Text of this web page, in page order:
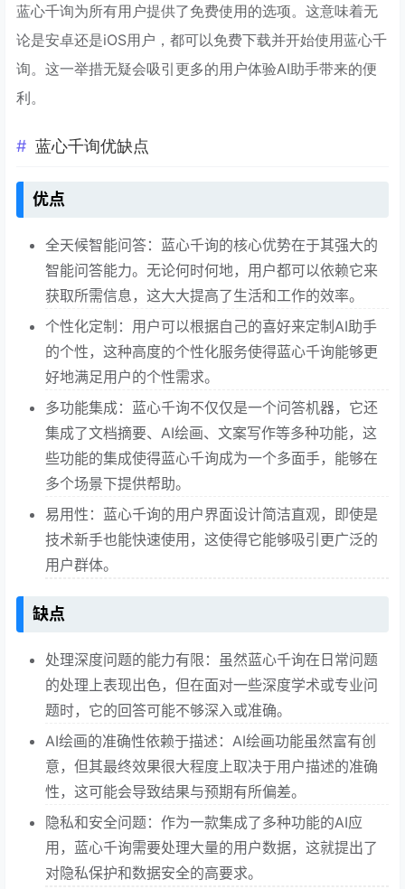
蓝心千询为所有用户提供了免费使用的选项。这意味着无
论是安卓还是iOS用户，都可以免费下载并开始使用蓝心千
询。这一举措无疑会吸引更多的用户体验AI助手带来的便
利。
蓝心千询优缺点
优点
全天候智能问答：蓝心千询的核心优势在于其强大的
智能问答能力。无论何时何地，用户都可以依赖它来
获取所需信息，这大大提高了生活和工作的效率。
个性化定制：用户可以根据自己的喜好来定制AI助手
的个性，这种高度的个性化服务使得蓝心千询能够更
好地满足用户的个性需求。
多功能集成：蓝心千询不仅仅是一个问答机器，它还
集成了文档摘要、AI绘画、文案写作等多种功能，这
些功能的集成使得蓝心千询成为一个多面手，能够在
多个场景下提供帮助。
易用性：蓝心千询的用户界面设计简洁直观，即使是
技术新手也能快速使用，这使得它能够吸引更广泛的
用户群体。
缺点
处理深度问题的能力有限：虽然蓝心千询在日常问题
的处理上表现出色，但在面对一些深度学术或专业问
题时，它的回答可能不够深入或准确。
AI绘画的准确性依赖于描述：AI绘画功能虽然富有创
意，但其最终效果很大程度上取决于用户描述的准确
性，这可能会导致结果与预期有所偏差。
隐私和安全问题：作为一款集成了多种功能的AI应
用，蓝心千询需要处理大量的用户数据，这就提出了
对隐私保护和数据安全的高要求。